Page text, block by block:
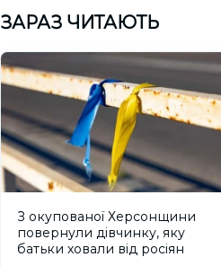
ЗАРАЗ ЧИТАЮТЬ
З окупованої Херсонщини
повернули дівчинку, яку
батьки ховали від росіян